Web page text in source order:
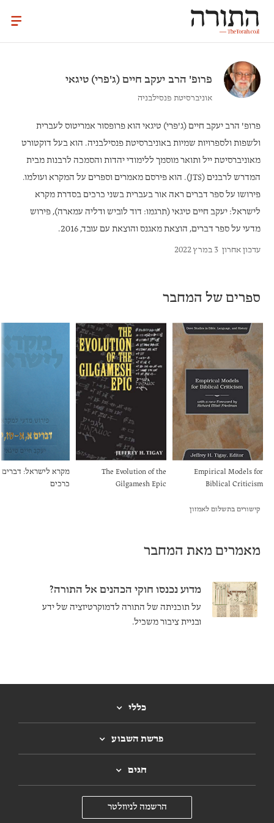
פרופ' הרב יעקב חיים (ג'פרי) טיגאי
אוניברסיטת פנסילבניה
פרופ' הרב יעקב חיים (ג'פרי) טיגאי הוא פרופסור אמריטוס לעברית
ולשפות ולספרויות שמיות באוניברסיטת פנסילבניה. הוא בעל דוקטורט
מאוניברסיטת ייל ותואר מוסמך ללימודי יהדות והסמכה לרבנות מבית
המדרש לרבנים (JTS). הוא פירסם מאמרים וספרים על המקרא ועולמו.
פירושו על ספר דברים ראה אור בעברית בשני כרכים בסדרתמקרא
לישראל:יעקב חיים טיגאי (תרגמו: דוד לוביש ודליה עמארה),פירוש
מדעי על ספר דברים, הוצאת מאגנס והוצאת עם עובד, 2016.
עדכון אחרון 3 במרץ 2022
ספרים של המחבר
Empirical Models for
Biblical Criticism
The Evolution of the
Gilgamesh Epic
מקרא לישראל: דברים
כרכים
קישורים בתשלום לאמזון
מאמרים מאת המחבר
מדוע נכנסו חוקי הכהנים אל התורה?
על תוכניתה של התורה לדמוקרטיזציה של ידע
ובניית ציבור משכיל.
כללי
פרשת השבוע
חגים
הרשמה לניוזלטר